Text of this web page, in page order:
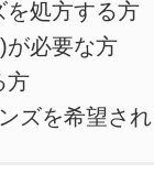
を処方する方
必要な方
方
ズを希望さ